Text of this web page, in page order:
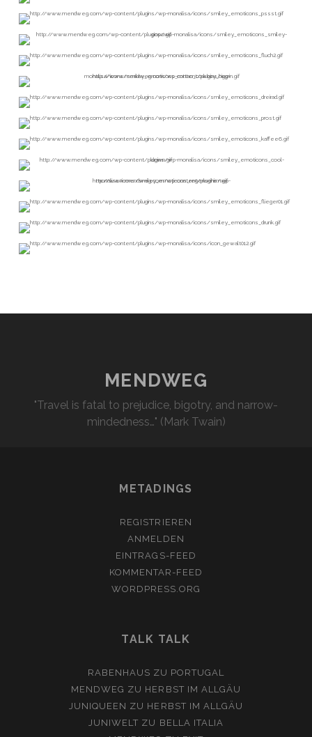
MENDWEG
"Travel is fatal to prejudice, bigotry, and narrow-
mindedness…" (Mark Twain)
METADINGS
REGISTRIEREN
ANMELDEN
EINTRAGS-FEED
KOMMENTAR-FEED
WORDPRESS.ORG
TALK TALK
RABENHAUS ZU PORTUGAL
MENDWEG ZU HERBST IM ALLGÄU
JUNIQUEEN ZU HERBST IM ALLGÄU
JUNIWELT ZU BELLA ITALIA